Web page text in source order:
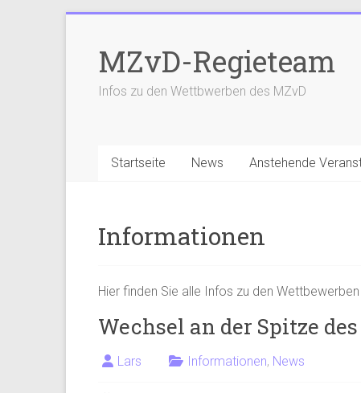
springenMZvD-Regieteam
Infos zu den Wettbwerben des MZvD
Startseite News Anstehende
Informationen
Hier finden Sie alle Infos zu den
Wechsel an der Spitze
Lars Informationen, News